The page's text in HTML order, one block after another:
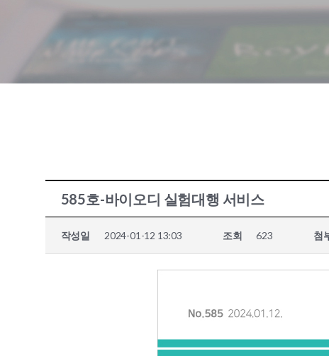
585호-바이오디 실험대행 서비스
작성일 2024-01-12 13:03 조회 623 첨